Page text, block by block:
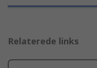
Relaterede links